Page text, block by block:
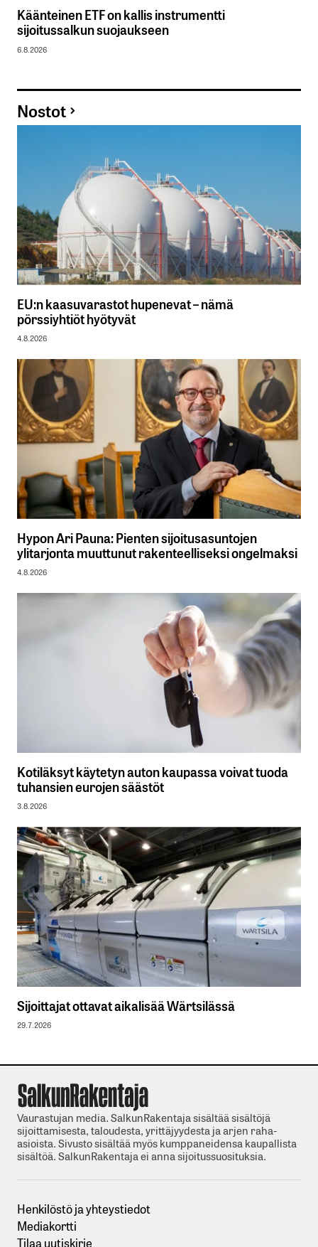
Käänteinen ETF on kallis instrumentti
sijoitussalkun suojaukseen
6.8.2026
Nostot
EU:n kaasuvarastot hupenevat – nämä
pörssiyhtiöt hyötyvät
4.8.2026
Hypon Ari Pauna: Pienten sijoitusasuntojen
ylitarjonta muuttunut rakenteelliseksi ongelmaksi
4.8.2026
Kotiläksyt käytetyn auton kaupassa voivat tuoda
tuhansien eurojen säästöt
3.8.2026
Sijoittajat ottavat aikalisää Wärtsilässä
29.7.2026
Vaurastujan media. SalkunRakentaja sisältää sisältöjä
sijoittamisesta, taloudesta, yrittäjyydesta ja arjen raha-
asioista. Sivusto sisältää myös kumppaneidensa kaupallista
sisältöä. SalkunRakentaja ei anna sijoitussuosituksia.
Henkilöstö ja yhteystiedot
Mediakortti
Tilaa uutiskirje